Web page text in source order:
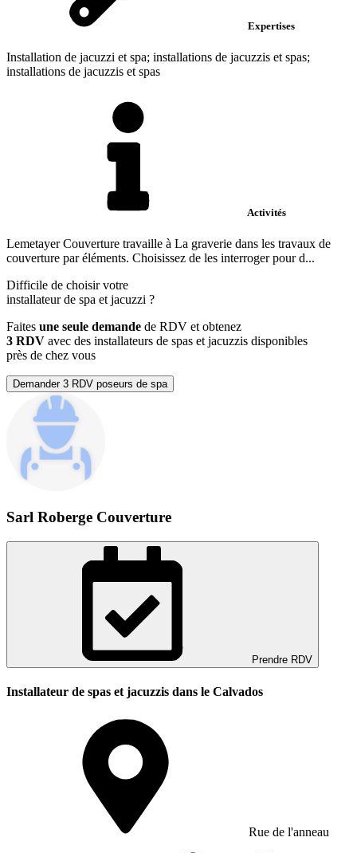
Expertises
Installation de jacuzzi et spa; installations de jacuzzis et spas;
installations de jacuzzis et spas
Activités
Lemetayer Couverture travaille à La graverie dans les travaux de
couverture par éléments. Choisissez de les interroger pour d...
Difficile de choisir votre
installateur de spa et jacuzzi ?
Faites une seule demande de RDV et obtenez
3 RDV avec des installateurs de spas et jacuzzis disponibles
près de chez vous
Demander 3 RDV poseurs de spa
Sarl Roberge Couverture
Prendre RDV
Installateur de spas et jacuzzis dans le Calvados
Rue de l'anneau